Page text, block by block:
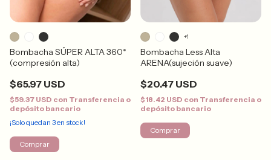
Bombacha SÚPER ALTA 360*
(compresión alta)
$65.97 USD
$59.37 USD con Transferencia o
depósito bancario
¡Solo quedan 3en stock!
Comprar
Bombacha Less Alta
ARENA(sujeción suave)
$20.47 USD
$18.42 USD con Transferencia o
depósito bancario
+1
Comprar